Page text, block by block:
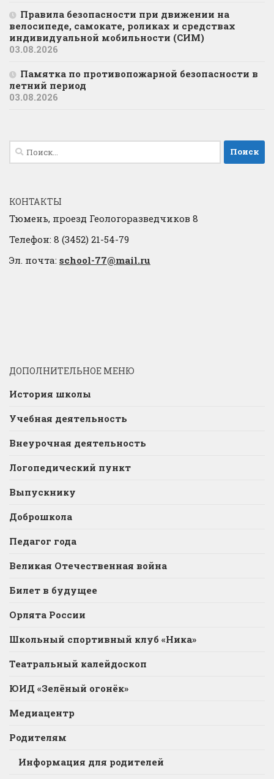
Правила безопасности при движении на
велосипеде, самокате, роликах и средствах
индивидуальной мобильности (СИМ)
03.08.2026
Памятка по противопожарной безопасности в
летний период
03.08.2026
Найти:
КОНТАКТЫ
Тюмень, проезд Геологоразведчиков 8
Телефон: 8 (3452) 21-54-79
Эл. почта: school-77@mail.ru
ДОПОЛНИТЕЛЬНОЕ МЕНЮ
История школы
Учебная деятельность
Внеурочная деятельность
Логопедический пункт
Выпускнику
Доброшкола
Педагог года
Великая Отечественная война
Билет в будущее
Орлята России
Школьный спортивный клуб «Ника»
Театральный калейдоскоп
ЮИД «Зелёный огонёк»
Медиацентр
Родителям
Информация для родителей